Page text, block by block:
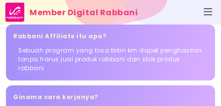
Member Digital Rabbani
Rabbani Affiliate itu apa?
Sebuah program yang bisa bikin km dapet penghasilan
tanpa harus jual produk rabbani dan stok produk
rabbani
Ginama cara kerjanya?